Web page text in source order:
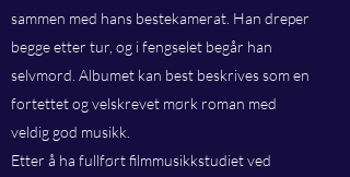
sammen med hans bestekamerat. Han dreper
begge etter tur, og i fengselet begår han
selvmord. Albumet kan best beskrives som en
fortettet og velskrevet mørk roman med
veldig god musikk.
Etter å ha fullført filmmusikkstudiet ved